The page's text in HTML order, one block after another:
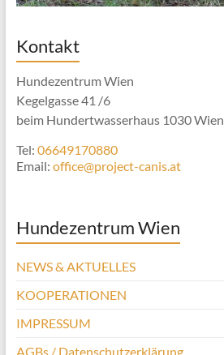
Kontakt
Hundezentrum Wien
Kegelgasse 41 /6
beim Hundertwasserhaus 1030 Wien
Tel: 06649170880
Email: office@project-canis.at
Hundezentrum Wien
NEWS & AKTUELLES
KOOPERATIONEN
IMPRESSUM
AGBs / Datenschutzerklärung